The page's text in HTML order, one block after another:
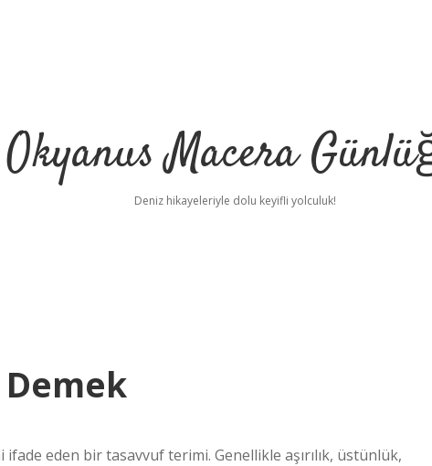
Okyanus Macera
Deniz hikayeleriyle dolu keyifli yolculuk!
ifade eden bir tasavvuf terimi. Genellikle aşırılık, üstünlük,